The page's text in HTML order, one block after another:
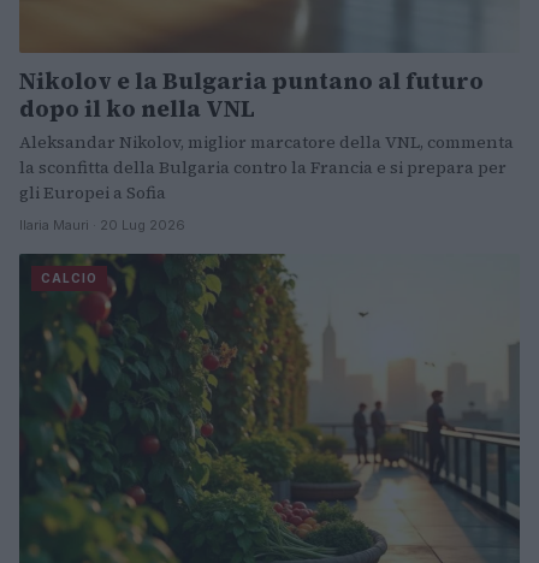
Nikolov e la Bulgaria puntano al futuro
dopo il ko nella VNL
Aleksandar Nikolov, miglior marcatore della VNL, commenta
la sconfitta della Bulgaria contro la Francia e si prepara per
gli Europei a Sofia
Ilaria Mauri · 20 Lug 2026
CALCIO